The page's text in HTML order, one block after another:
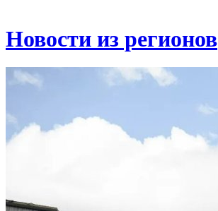
Новости из регионов